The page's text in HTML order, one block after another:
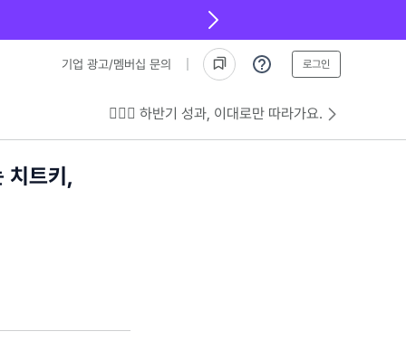
기업 광고/멤버십 문의 로그인
💁🏻‍♂️ 하반기 성과, 이대로만 따라가요.
치트키,